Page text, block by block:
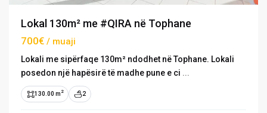
Lokal 130m² me #QIRA në Tophane
700€ / muaji
Lokali me sipërfaqe 130m² ndodhet në Tophane. Lokali
posedon një hapësirë të madhe pune e ci ...
130.00 m 2 2